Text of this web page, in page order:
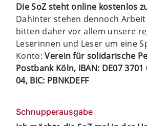
Die SoZ steht online kostenlos
Dahinter stehen dennoch
bitten daher vor allem unsere
Leserinnen und Leser um eine
Konto:Verein für solidarische
Postbank Köln, IBAN: DE07 3701
04, BIC: PBNKDEFF
Schnupperausgabe